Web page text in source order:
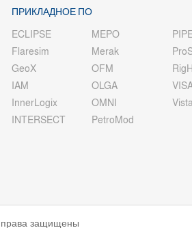
ПРИКЛАДНОЕ ПО
ECLIPSE
Flaresim
GeoX
IAM
InnerLogix
INTERSECT
MEPO
Merak
OFM
OLGA
OMNI
PetroMod
защищены